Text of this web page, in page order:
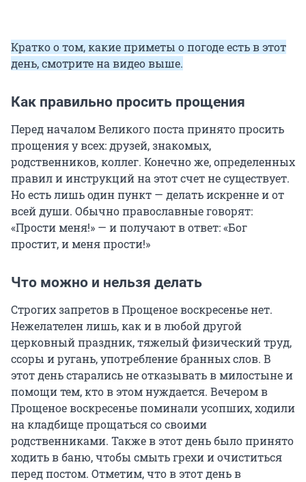
Кратко о том, какие приметы о погоде есть в этот
день, смотрите на видео выше.
Как правильно просить прощения
Перед началом Великого поста принято просить
прощения у всех: друзей, знакомых,
родственников, коллег. Конечно же, определенных
правил и инструкций на этот счет не существует.
Но есть лишь один пункт — делать искренне и от
всей души. Обычно православные говорят:
«Прости меня!» — и получают в ответ: «Бог
простит, и меня прости!»
Что можно и нельзя делать
Строгих запретов в Прощеное воскресенье нет.
Нежелателен лишь, как и в любой другой
церковный праздник, тяжелый физический труд,
ссоры и ругань, употребление бранных слов. В
этот день старались не отказывать в милостыне и
помощи тем, кто в этом нуждается. Вечером в
Прощеное воскресенье поминали усопших, ходили
на кладбище прощаться со своими
родственниками. Также в этот день было принято
ходить в баню, чтобы смыть грехи и очиститься
перед постом. Отметим, что в этот день в